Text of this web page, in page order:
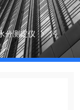
分测定仪
污
仪